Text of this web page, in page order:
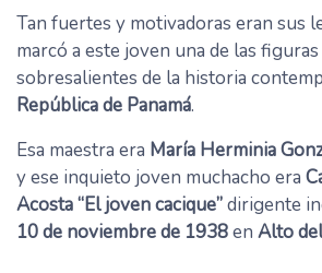
Tan fuertes y motivadoras eran sus
marcó a este joven una de las figuras
sobresalientes de la historia
República de Panamá.
Esa maestra era María Herminia
y ese inquieto joven muchacho era
Acosta“El joven cacique”dirigente
10 de noviembre de 1938en Alto